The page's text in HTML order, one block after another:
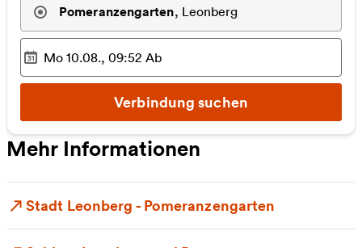
Pomeranzengarten, Leonberg
Ausgewählter Zeitpunkt
Mo 10.08., 09:52 Ab
Verbindung suchen
Mehr Informationen
Stadt Leonberg - Pomeranzengarten